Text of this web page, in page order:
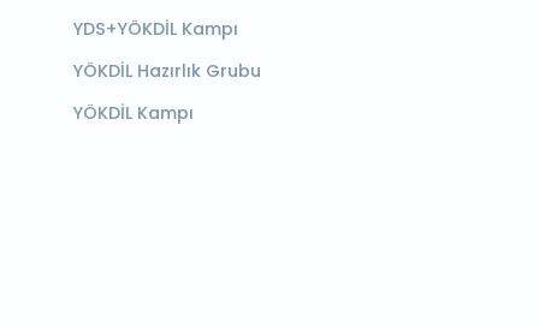
YDS+YÖKDİL Kampı
YÖKDİL Hazırlık Grubu
YÖKDİL Kampı